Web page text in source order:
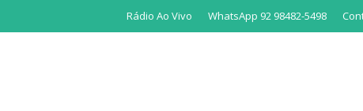
WhatsApp 92 98482-5498
Rádio Ao Vivo